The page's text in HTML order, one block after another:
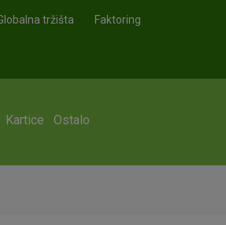
tržišta Faktoring
Kartice Ostalo